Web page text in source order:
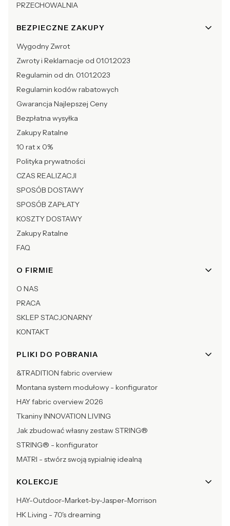
PRZECHOWALNIA
BEZPIECZNE ZAKUPY
Wygodny Zwrot
Zwroty i Reklamacje od 01.01.2023
Regulamin od dn. 01.01.2023
Regulamin kodów rabatowych
Gwarancja Najlepszej Ceny
Bezpłatna wysyłka
Zakupy Ratalne
10 rat x 0%
Polityka prywatności
CZAS REALIZACJI
SPOSÓB DOSTAWY
SPOSÓB ZAPŁATY
KOSZTY DOSTAWY
Zakupy Ratalne
FAQ
O FIRMIE
O NAS
PRACA
SKLEP STACJONARNY
KONTAKT
PLIKI DO POBRANIA
&TRADITION fabric overview
Montana system modułowy - konfigurator
HAY fabric overview 2026
Tkaniny INNOVATION LIVING
Jak zbudować własny zestaw STRING®
STRING® - konfigurator
MATRI - stwórz swoją sypialnię idealną
KOLEKCJE
HAY-Outdoor-Market-by-Jasper-Morrison
HK Living - 70's dreaming